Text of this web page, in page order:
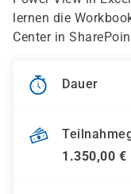
lernen die
Center in
Dauer
1.350,00 €